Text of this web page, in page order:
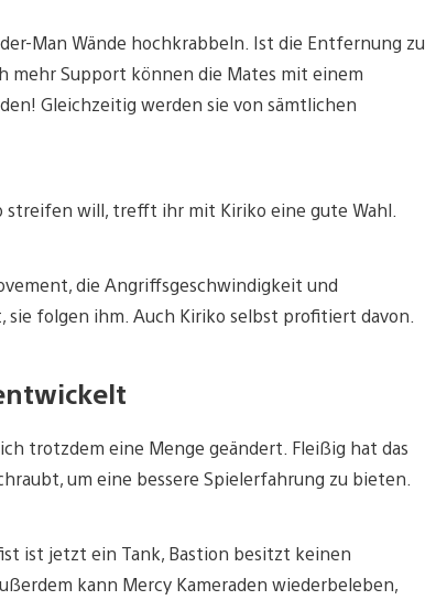
Man Wände hochkrabbeln. Ist die Entfernung zu
mehr Support können die Mates mit einem
Gleichzeitig werden sie von sämtlichen
streifen will, trefft ihr mit Kiriko eine gute Wahl.
die Angriffsgeschwindigkeit und
folgen ihm. Auch Kiriko selbst profitiert davon.
trotzdem eine Menge geändert. Fleißig hat das
um eine bessere Spielerfahrung zu bieten.
ist jetzt ein Tank, Bastion besitzt keinen
kann Mercy Kameraden wiederbeleben,